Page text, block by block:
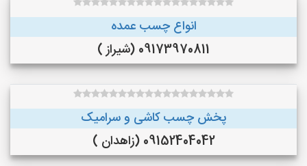
انواع چسب عمده
09173970811 (شیراز )
پخش چسب کاشی و سرامیک
09152404042 (زاهدان )